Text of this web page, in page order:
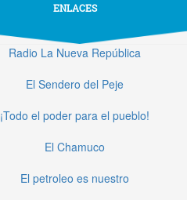
ENLACES
Radio La Nueva República
El Sendero del Peje
¡Todo el poder para el pueblo!
El Chamuco
El petroleo es nuestro